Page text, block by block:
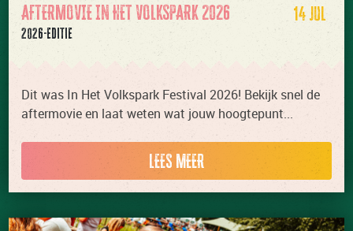
AFTERMOVIE IN HET VOLKSPARK 2026
2026-editie
14 JUL
Dit was In Het Volkspark Festival 2026! Bekijk snel de
aftermovie en laat weten wat jouw hoogtepunt...
LEES MEER